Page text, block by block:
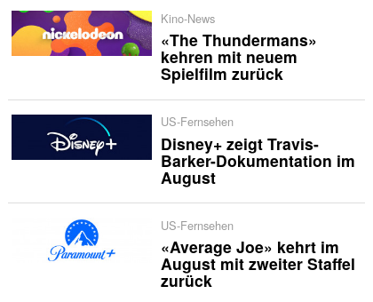
Kino-News
«The Thundermans»
kehren mit neuem
Spielfilm zurück
US-Fernsehen
Disney+ zeigt Travis-
Barker-Dokumentation im
August
US-Fernsehen
«Average Joe» kehrt im
August mit zweiter Staffel
zurück